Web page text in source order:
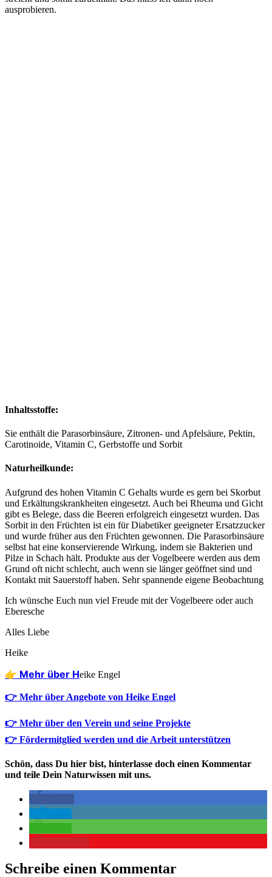
ausprobieren.
Inhaltsstoffe:
Sie ent­hält die Para­sor­bin­säu­re, Zitro­nen- und Apfel­säu­re, Pek­tin,
Caro­ti­no­ide, Vit­amin C, Gerb­stof­fe und Sorbit
Naturheilkunde:
Auf­grund des hohen Vit­amin C Gehalts wur­de es gern bei Skor­but
und Erkäl­tungs­krank­hei­ten ein­ge­setzt. Auch bei Rheu­ma und Gicht
gibt es Bele­ge, dass die Bee­ren erfolg­reich ein­ge­setzt wur­den. Das
Sor­bit in den Früch­ten ist ein für Dia­be­ti­ker geeig­ne­ter Ersatz­zu­cker
und wur­de frü­her aus den Früch­ten gewon­nen. Die Para­sor­bin­säu­re
selbst hat eine kon­ser­vie­ren­de Wir­kung, indem sie Bak­te­ri­en und
Pil­ze in Schach hält. Pro­duk­te aus der Vogel­bee­re wer­den aus dem
Grund oft nicht schlecht, auch wenn sie län­ger geöff­net sind und
Kon­takt mit Sau­er­stoff haben. Sehr span­nen­de eige­ne Beobachtung
Ich wün­sche Euch nun viel Freu­de mit der Vogel­bee­re oder auch
Eberesche
Alles Lie­be
Hei­ke
👉 Mehr über Heike Engel
👉 Mehr über Angebote von Heike Engel
👉 Mehr über den Verein und seine Projekte
👉 Fördermitglied werden und die Arbeit unterstützen
Schön, dass Du hier bist, hinterlasse doch einen Kommentar
und teile Dein Naturwissen mit uns.
Schreibe einen Kommentar